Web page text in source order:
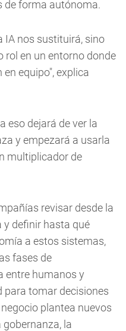
de forma autónoma.
IA nos sustituirá, sino
en un entorno donde
equipo", explica
eso dejará de ver la
y empezará a usarla
multiplicador de
revisar desde la
y definir hasta qué
a estos sistemas,
fases de
entre humanos y
para tomar decisiones
plantea nuevos
la